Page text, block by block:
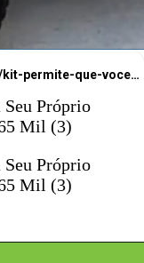
https://ekkogreen.com.br/kit-permite-que-voce-construa-carro-eletrico-em-casa/?utm_source=google&utm_medium=web-stories&utm_campaign=carro-eletrico
Próprio
Mil (3)
Próprio
Mil (3)